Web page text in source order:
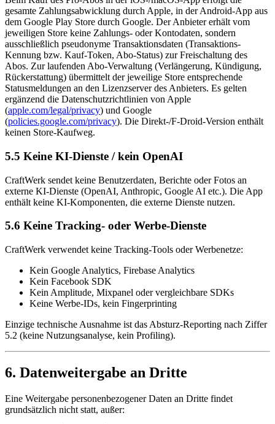
gesamte Zahlungsabwicklung durch Apple, in der Android-App aus
dem Google Play Store durch Google. Der Anbieter erhält vom
jeweiligen Store keine Zahlungs- oder Kontodaten, sondern
ausschließlich pseudonyme Transaktionsdaten (Transaktions-
Kennung bzw. Kauf-Token, Abo-Status) zur Freischaltung des
Abos. Zur laufenden Abo-Verwaltung (Verlängerung, Kündigung,
Rückerstattung) übermittelt der jeweilige Store entsprechende
Statusmeldungen an den Lizenzserver des Anbieters. Es gelten
ergänzend die Datenschutzrichtlinien von Apple
(apple.com/legal/privacy) und Google
(policies.google.com/privacy). Die Direkt-/F-Droid-Version enthält
keinen Store-Kaufweg.
5.5 Keine KI-Dienste / kein OpenAI
CraftWerk sendet keine Benutzerdaten, Berichte oder Fotos an
externe KI-Dienste (OpenAI, Anthropic, Google AI etc.). Die App
enthält keine KI-Komponenten, die externe Dienste nutzen.
5.6 Keine Tracking- oder Werbe-Dienste
CraftWerk verwendet keine Tracking-Tools oder Werbenetze:
Kein Google Analytics, Firebase Analytics
Kein Facebook SDK
Kein Amplitude, Mixpanel oder vergleichbare SDKs
Keine Werbe-IDs, kein Fingerprinting
Einzige technische Ausnahme ist das Absturz-Reporting nach Ziffer
5.2 (keine Nutzungsanalyse, kein Profiling).
6. Datenweitergabe an Dritte
Eine Weitergabe personenbezogener Daten an Dritte findet
grundsätzlich nicht statt, außer: